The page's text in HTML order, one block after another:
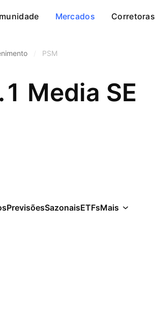
Mercados Corretoras
PSM
Media SE
PrevisõesSazonaisETFsMais